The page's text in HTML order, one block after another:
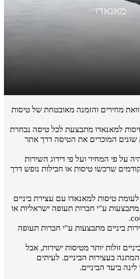
מאנאדו
מחירים והזמנה מאובטחת של טיסות
למאנאדו מתבצעת לכל טיסה נבחרת
שונים המוכרים את הטיסה דרך אתר
על פי המחיר ועל פי דירוג השירות
שרכשו טיסות או חבילות נופש דרך
טיסות למאנאדו עם עצירת ביניים
מתבצעות ע"י חברות תעופה ישראליות או
ביניים מתבצעות ע"י חברות תעופה
זולות יותר מטיסות ישירות, אבל
בעצירות הביניים. לעיתים
ביעד הביניים.